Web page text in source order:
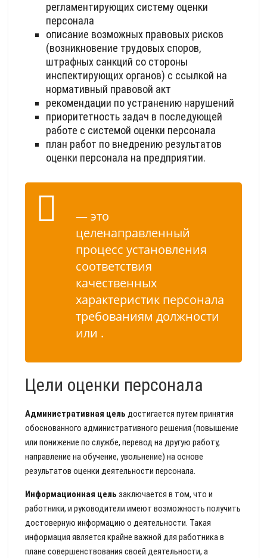
регламентирующих систему оценки
персонала
описание возможных правовых рисков
(возникновение трудовых споров,
штрафных санкций со стороны
инспектирующих органов) с ссылкой на
нормативный правовой акт
рекомендации по устранению нарушений
приоритетность задач в последующей
работе с системой оценки персонала
план работ по внедрению результатов
оценки персонала на предприятии.
— это
целенаправленный
процесс установления
соответствия
качественных
характеристик персонала
требованиям должности
или .
Цели оценки персонала
Административная цель достигается путем принятия
обоснованного административного решения (повышение
или понижение по службе, перевод на другую работу,
направление на обучение, увольнение) на основе
результатов оценки деятельности персонала.
Информационная цель заключается в том, что и
работники, и руководители имеют возможность получить
достоверную информацию о деятельности. Такая
информация является крайне важной для работника в
плане совершенствования своей деятельности, а